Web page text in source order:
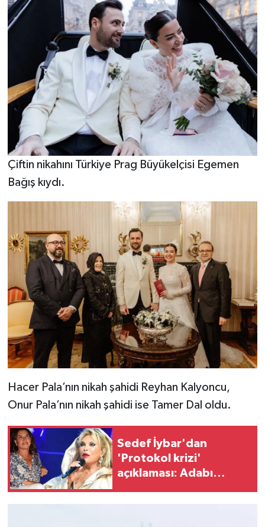
Çiftin nikahını Türkiye Prag Büyükelçisi Egemen
Bağış kıydı.
Hacer Pala’nın nikah şahidi Reyhan Kalyoncu,
Onur Pala’nın nikah şahidi ise Tamer Dal oldu.
Sedef İybar'dan
'Protokol krizi'
açıklaması: Adabı